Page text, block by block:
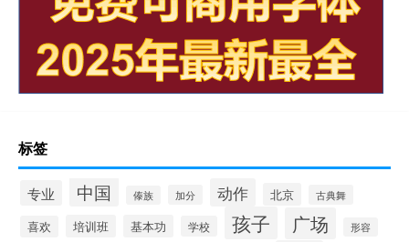
标签
专业 中国 傣族 加分 动作 北京 古典舞
喜欢 培训班 基本功 学校 孩子 广场 形容